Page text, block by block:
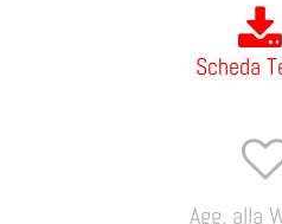
Scheda
Agg. alla